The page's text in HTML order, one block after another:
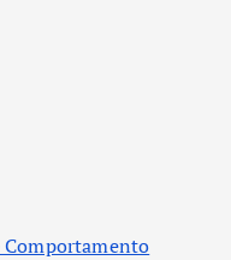
Comportamento